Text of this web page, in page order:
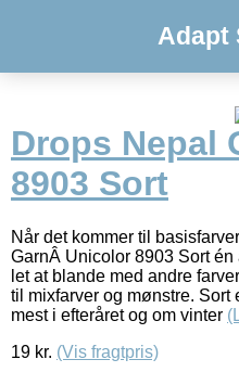
Adapt
Drops Nepal
8903 Sort
Når det kommer til
GarnÂ Unicolor 8903 Sort
let at blande med andre
til mixfarver og mønstre. Sort
mest i efteråret og om vinter
19 kr. (Vis fragtpris)